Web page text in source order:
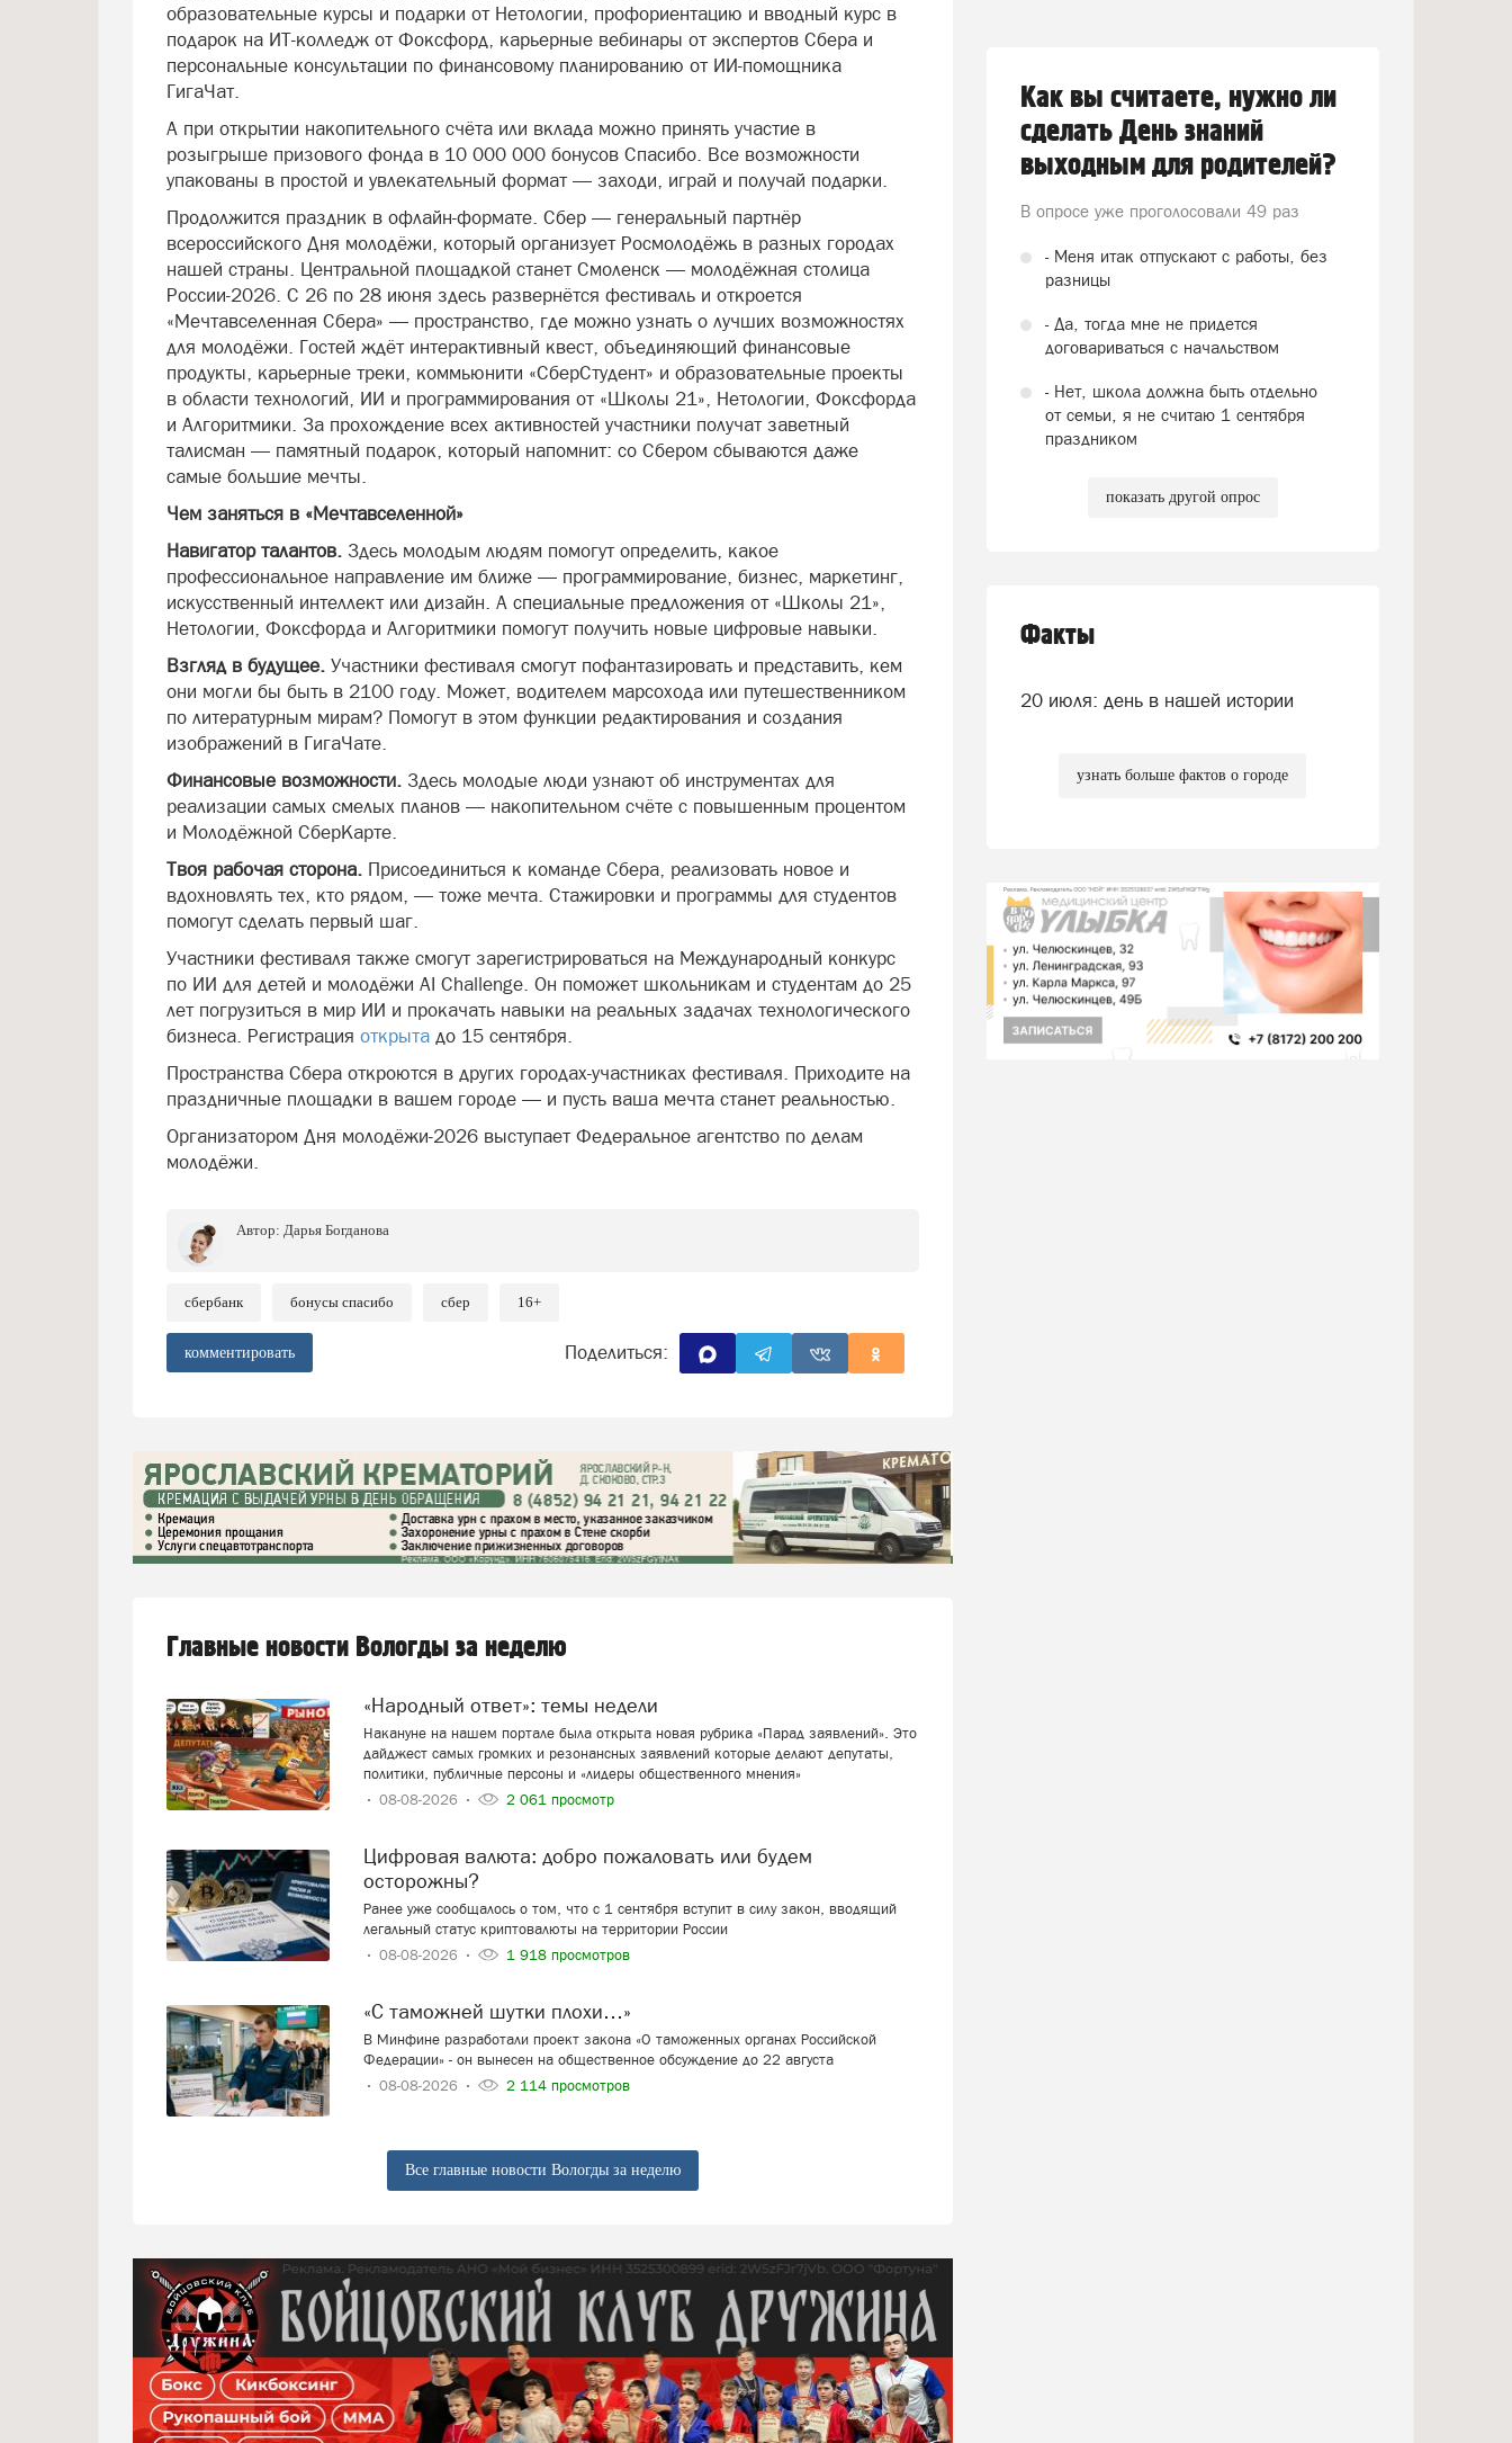
образовательные курсы и подарки от Нетологии, профориентацию и вводный курс в
подарок на ИТ-колледж от Фоксфорд, карьерные вебинары от экспертов Сбера и
персональные консультации по финансовому планированию от ИИ-помощника
ГигаЧат.
А при открытии накопительного счёта или вклада можно принять участие в
розыгрыше призового фонда в 10 000 000 бонусов Спасибо. Все возможности
упакованы в простой и увлекательный формат — заходи, играй и получай подарки.
Продолжится праздник в офлайн-формате. Сбер — генеральный партнёр
всероссийского Дня молодёжи, который организует Росмолодёжь в разных городах
нашей страны. Центральной площадкой станет Смоленск — молодёжная столица
России-2026. С 26 по 28 июня здесь развернётся фестиваль и откроется
«Мечтавселенная Сбера» — пространство, где можно узнать о лучших возможностях
для молодёжи. Гостей ждёт интерактивный квест, объединяющий финансовые
продукты, карьерные треки, коммьюнити «СберСтудент» и образовательные проекты
в области технологий, ИИ и программирования от «Школы 21», Нетологии, Фоксфорда
и Алгоритмики. За прохождение всех активностей участники получат заветный
талисман — памятный подарок, который напомнит: со Сбером сбываются даже
самые большие мечты.
Чем заняться в «Мечтавселенной»
Навигатор талантов. Здесь молодым людям помогут определить, какое
профессиональное направление им ближе — программирование, бизнес, маркетинг,
искусственный интеллект или дизайн. А специальные предложения от «Школы 21»,
Нетологии, Фоксфорда и Алгоритмики помогут получить новые цифровые навыки.
Взгляд в будущее. Участники фестиваля смогут пофантазировать и представить, кем
они могли бы быть в 2100 году. Может, водителем марсохода или путешественником
по литературным мирам? Помогут в этом функции редактирования и создания
изображений в ГигаЧате.
Финансовые возможности. Здесь молодые люди узнают об инструментах для
реализации самых смелых планов — накопительном счёте с повышенным процентом
и Молодёжной СберКарте.
Твоя рабочая сторона. Присоединиться к команде Сбера, реализовать новое и
вдохновлять тех, кто рядом, — тоже мечта. Стажировки и программы для студентов
помогут сделать первый шаг.
Участники фестиваля также смогут зарегистрироваться на Международный конкурс
по ИИ для детей и молодёжи AI Challenge. Он поможет школьникам и студентам до 25
лет погрузиться в мир ИИ и прокачать навыки на реальных задачах технологического
бизнеса. Регистрация открыта до 15 сентября.
Пространства Сбера откроются в других городах-участниках фестиваля. Приходите на
праздничные площадки в вашем городе — и пусть ваша мечта станет реальностью.
Организатором Дня молодёжи-2026 выступает Федеральное агентство по делам
молодёжи.
Автор: Дарья Богданова
сбербанк бонусы спасибо сбер 16+
комментировать Поделиться:
Главные новости Вологды за неделю
«Народный ответ»: темы недели
Накануне на нашем портале была открыта новая рубрика «Парад заявлений». Это
дайджест самых громких и резонансных заявлений которые делают депутаты,
политики, публичные персоны и «лидеры общественного мнения»
08-08-2026
2 061 просмотр
Цифровая валюта: добро пожаловать или будем
осторожны?
Ранее уже сообщалось о том, что с 1 сентября вступит в силу закон, вводящий
легальный статус криптовалюты на территории России
08-08-2026
1 918 просмотров
«С таможней шутки плохи…»
В Минфине разработали проект закона «О таможенных органах Российской
Федерации» - он вынесен на общественное обсуждение до 22 августа
08-08-2026
2 114 просмотров
Все главные новости Вологды за неделю
Как вы считаете, нужно ли
сделать День знаний
выходным для родителей?
В опросе уже проголосовали 49 раз
- Меня итак отпускают с работы, без
разницы
- Да, тогда мне не придется
договариваться с начальством
- Нет, школа должна быть отдельно
от семьи, я не считаю 1 сентября
праздником
показать другой опрос
Факты
20 июля: день в нашей истории
узнать больше фактов о городе